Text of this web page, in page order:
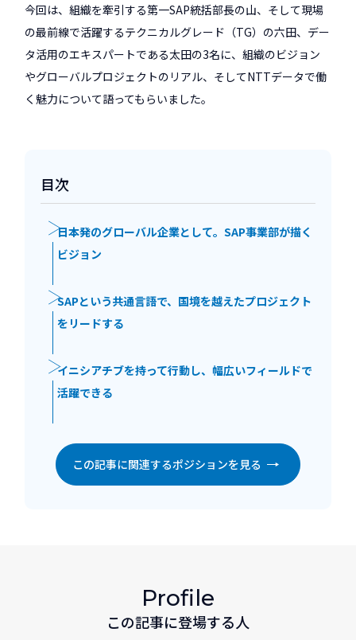
今回は、組織を牽引する第一SAP統括部長の山、そして現場
の最前線で活躍するテクニカルグレード（TG）の六田、デー
タ活用のエキスパートである太田の3名に、組織のビジョン
やグローバルプロジェクトのリアル、そしてNTTデータで働
く魅力について語ってもらいました。
目次
日本発のグローバル企業として。SAP事業部が描く
ビジョン
SAPという共通言語で、国境を越えたプロジェクト
をリードする
イニシアチブを持って行動し、幅広いフィールドで
活躍できる
この記事に関連するポジションを見る
Profile
この記事に登場する人